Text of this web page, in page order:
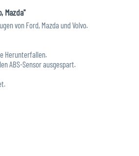
Mazda"
von Ford, Mazda und Volvo.
Herunterfallen.
ABS-Sensor ausgespart.